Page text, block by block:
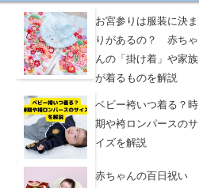
お宮参りは服装に決ま
りがあるの？ 赤ちゃ
んの「掛け着」や家族
が着るものを解説
ベビー袴いつ着る？時
期や袴ロンパースのサ
イズを解説
赤ちゃんの百日祝い